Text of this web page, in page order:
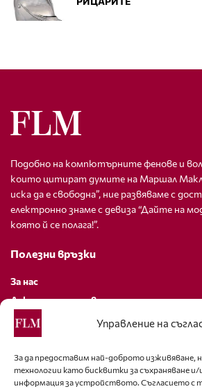
Управление на
За да предоставим най-доброто изживяване,
технологии като бисквитки за съхраняване
информация за устройството. Съгласието с
Подобно на компютърните фенове и
които цитират думите на Маршал
иска да е свободна”, ние развяваме с
електронно знаме с девиза “Дайте на
която й се полага!”.
Полезни връзки
За нас
Декларация за поверителност
Политика за бисквитки
За контакти
editor@fashion-lifestyle.net